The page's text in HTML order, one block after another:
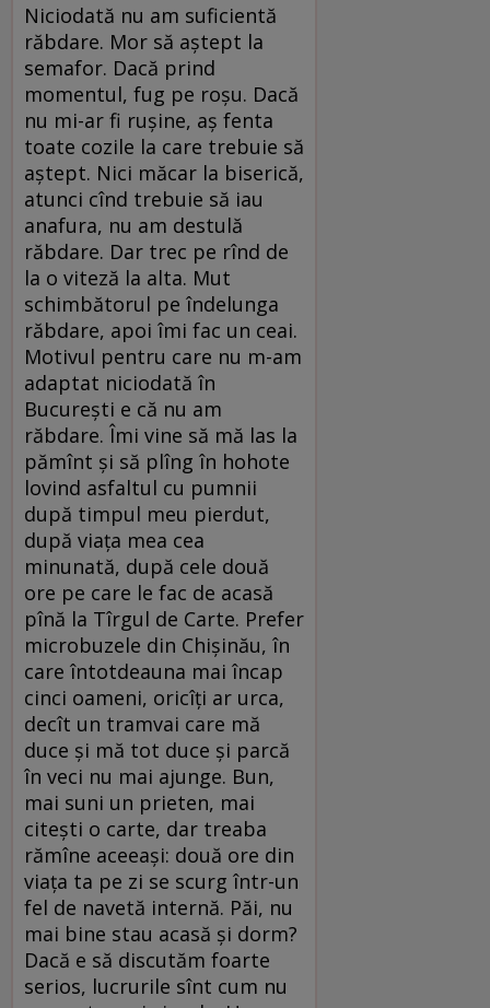
Niciodată nu am suficientă
răbdare. Mor să aştept la
semafor. Dacă prind
momentul, fug pe roşu. Dacă
nu mi-ar fi ruşine, aş fenta
toate cozile la care trebuie să
aştept. Nici măcar la biserică,
atunci cînd trebuie să iau
anafura, nu am destulă
răbdare. Dar trec pe rînd de
la o viteză la alta. Mut
schimbătorul pe îndelunga
răbdare, apoi îmi fac un ceai.
Motivul pentru care nu m-am
adaptat niciodată în
Bucureşti e că nu am
răbdare. Îmi vine să mă las la
pămînt şi să plîng în hohote
lovind asfaltul cu pumnii
după timpul meu pierdut,
după viaţa mea cea
minunată, după cele două
ore pe care le fac de acasă
pînă la Tîrgul de Carte. Prefer
microbuzele din Chişinău, în
care întotdeauna mai încap
cinci oameni, oricîţi ar urca,
decît un tramvai care mă
duce şi mă tot duce şi parcă
în veci nu mai ajunge. Bun,
mai suni un prieten, mai
citeşti o carte, dar treaba
rămîne aceeaşi: două ore din
viaţa ta pe zi se scurg într-un
fel de navetă internă. Păi, nu
mai bine stau acasă şi dorm?
Dacă e să discutăm foarte
serios, lucrurile sînt cum nu